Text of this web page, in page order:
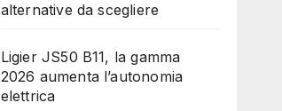
alternative da scegliere
Ligier JS50 B11, la gamma
2026 aumenta l’autonomia
elettrica